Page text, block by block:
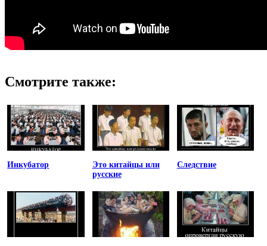
Смотрите также:
Инкубатор
Это китайцы или
русские
Следствие